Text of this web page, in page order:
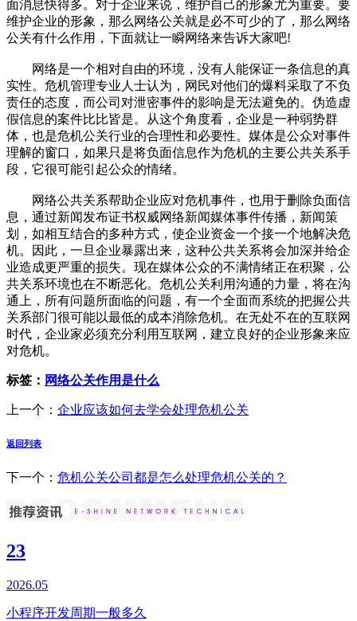
面消息快得多。对于企业来说，维护自己的形象尤为重要。要
维护企业的形象，那么网络公关就是必不可少的了，那么网络
公关有什么作用，下面就让一瞬网络来告诉大家吧!
网络是一个相对自由的环境，没有人能保证一条信息的真
实性。危机管理专业人士认为，网民对他们的爆料采取了不负
责任的态度，而公司对泄密事件的影响是无法避免的。伪造虚
假信息的案件比比皆是。从这个角度看，企业是一种弱势群
体，也是危机公关行业的合理性和必要性。媒体是公众对事件
理解的窗口，如果只是将负面信息作为危机的主要公共关系手
段，它很可能引起公众的情绪。
网络公共关系帮助企业应对危机事件，也用于删除负面信
息，通过新闻发布证书权威网络新闻媒体事件传播，新闻策
划，如相互结合的多种方式，使企业资金一个接一个地解决危
机。因此，一旦企业暴露出来，这种公共关系将会加深并给企
业造成更严重的损失。现在媒体公众的不满情绪正在积聚，公
共关系环境也在不断恶化。危机公关利用沟通的力量，将在沟
通上，所有问题所面临的问题，有一个全面而系统的把握公共
关系部门很可能以最低的成本消除危机。在无处不在的互联网
时代，企业家必须充分利用互联网，建立良好的企业形象来应
对危机。
标签： 网络公关作用是什么
上一个： 企业应该如何去学会处理危机公关
返回列表
下一个： 危机公关公司都是怎么处理危机公关的？
23
2026.05
小程序开发周期一般多久